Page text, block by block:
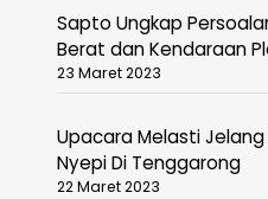
Sapto Ungkap
Berat dan Kendaraan
23 Maret 2023
Upacara Melasti Jelang
Nyepi Di Tenggarong
22 Maret 2023